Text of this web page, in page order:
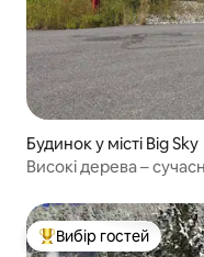
Будинок у місті Big Sky
Високі дерева –
Топ вибір гостей
Вибір гостей